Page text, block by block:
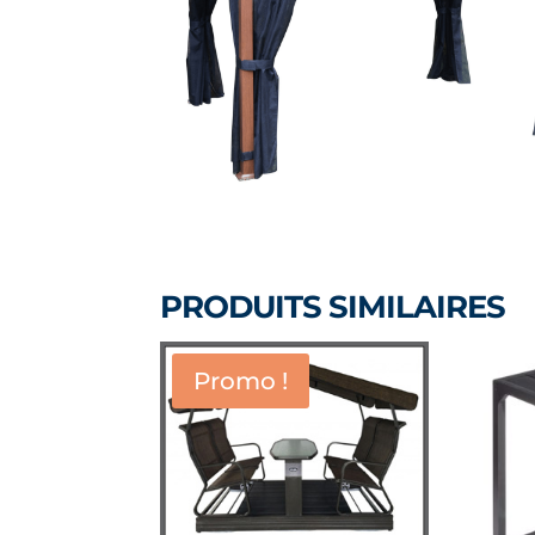
PRODUITS SIMILAIRES
Promo !